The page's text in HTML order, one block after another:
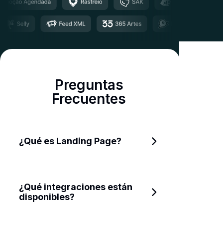
Preguntas
Frecuentes
¿Qué es Landing Page?
¿Qué integraciones están
disponibles?